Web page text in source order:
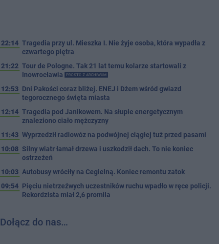
22:14 Tragedia przy ul. Mieszka I. Nie żyje osoba, która wypadła z
czwartego piętra
21:22 Tour de Pologne. Tak 21 lat temu kolarze startowali z
Inowrocławia
PROSTO Z ARCHIWUM
12:53 Dni Pakości coraz bliżej. ENEJ i Dżem wśród gwiazd
tegorocznego święta miasta
12:14 Tragedia pod Janikowem. Na słupie energetycznym
znaleziono ciało mężczyzny
11:43 Wyprzedził radiowóz na podwójnej ciągłej tuż przed pasami
10:08 Silny wiatr łamał drzewa i uszkodził dach. To nie koniec
ostrzeżeń
10:03 Autobusy wróciły na Cegielną. Koniec remontu zatok
09:54 Pięciu nietrzeźwych uczestników ruchu wpadło w ręce policji.
Rekordzista miał 2,6 promila
Dołącz do nas…